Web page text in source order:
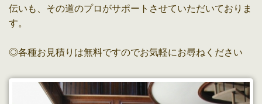
伝いも、その道のプロがサポートさせていただいておりま
す。
◎各種お見積りは無料ですのでお気軽にお尋ねください